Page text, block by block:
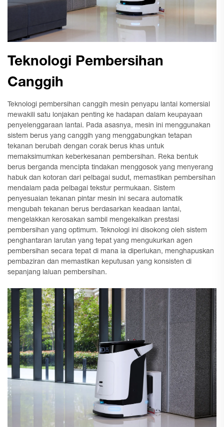
Teknologi Pembersihan
Canggih
Teknologi pembersihan canggih mesin penyapu lantai komersial
mewakili satu lonjakan penting ke hadapan dalam keupayaan
penyelenggaraan lantai. Pada asasnya, mesin ini menggunakan
sistem berus yang canggih yang menggabungkan tetapan
tekanan berubah dengan corak berus khas untuk
memaksimumkan keberkesanan pembersihan. Reka bentuk
berus berganda mencipta tindakan menggosok yang menyerang
habuk dan kotoran dari pelbagai sudut, memastikan pembersihan
mendalam pada pelbagai tekstur permukaan. Sistem
penyesuaian tekanan pintar mesin ini secara automatik
mengubah tekanan berus berdasarkan keadaan lantai,
mengelakkan kerosakan sambil mengekalkan prestasi
pembersihan yang optimum. Teknologi ini disokong oleh sistem
penghantaran larutan yang tepat yang mengukurkan agen
pembersihan secara tepat di mana ia diperlukan, menghapuskan
pembaziran dan memastikan keputusan yang konsisten di
sepanjang laluan pembersihan.